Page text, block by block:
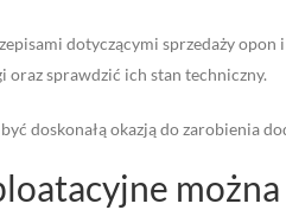
dotyczącymi sprzedaży opon
sprawdzić ich stan techniczny.
doskonałą okazją do zarobienia